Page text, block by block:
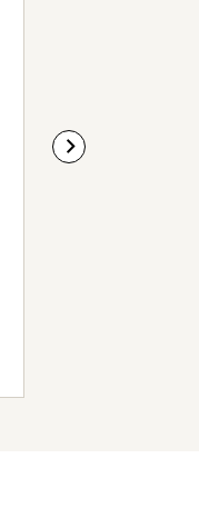
GD3100: